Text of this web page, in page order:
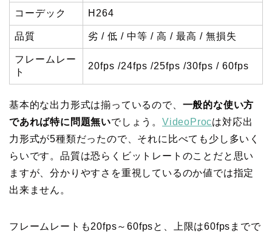
コーデック H264
品質 劣 / 低 / 中等 / 高 / 最高 / 無損失
フレームレー
ト
20fps /24fps /25fps /30fps / 60fps
基本的な出力形式は揃っているので、 一般的な使い方
であれば特に問題無いでしょう。VideoProcは対応出
力形式が5種類だったので、それに比べても少し多いく
らいです。品質は恐らくビットレートのことだと思い
ますが、分かりやすさを重視しているのか値では指定
出来ません。
フレームレートも20fps～60fpsと、上限は60fpsまでで